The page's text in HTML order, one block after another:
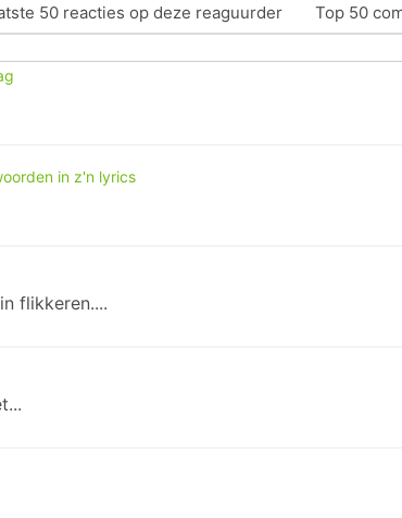
50 reacties op deze reaguurder Top 50
in z'n lyrics
flikkeren....